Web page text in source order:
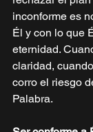
inconforme es
Él y con lo que
eternidad.
claridad,
corro el riesgo
Palabra.